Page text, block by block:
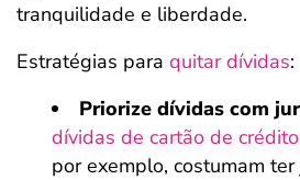
tranquilidade e liberdade.
Estratégias para quitar dívidas:
Priorize dívidas com
dívidas de cartão de crédito
por exemplo, costumam